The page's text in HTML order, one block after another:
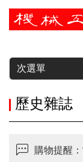
暫停
次選單
歷史雜誌
購物提醒